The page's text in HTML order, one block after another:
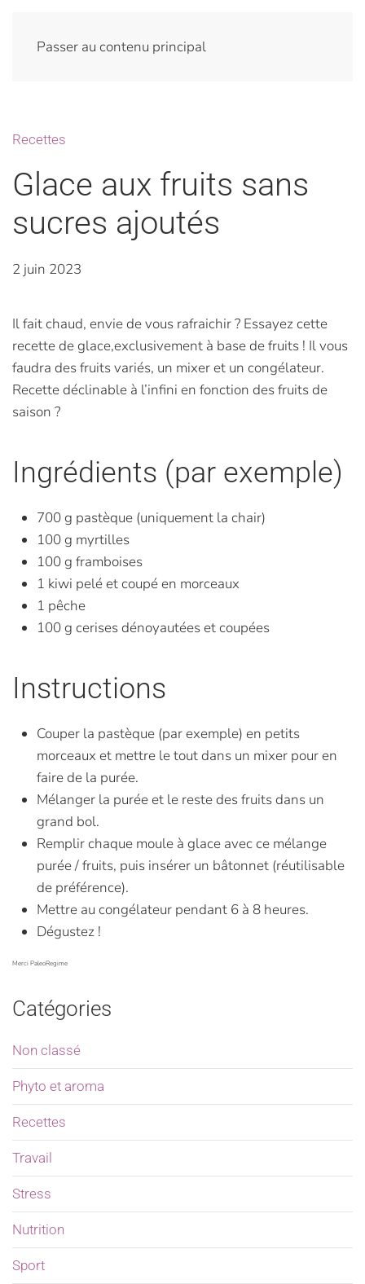
Passer au contenu principal
Recettes
Glace aux fruits sans
sucres ajoutés
2 juin 2023
Il fait chaud, envie de vous rafraichir ? Essayez cette
recette de glace,exclusivement à base de fruits ! Il vous
faudra des fruits variés, un mixer et un congélateur.
Recette déclinable à l’infini en fonction des fruits de
saison ?
Ingrédients (par exemple)
700 g pastèque (uniquement la chair)
100 g myrtilles
100 g framboises
1 kiwi pelé et coupé en morceaux
1 pêche
100 g cerises dénoyautées et coupées
Instructions
Couper la pastèque (par exemple) en petits
morceaux et mettre le tout dans un mixer pour en
faire de la purée.
Mélanger la purée et le reste des fruits dans un
grand bol.
Remplir chaque moule à glace avec ce mélange
purée / fruits, puis insérer un bâtonnet (réutilisable
de préférence).
Mettre au congélateur pendant 6 à 8 heures.
Dégustez !
Merci PaleoRegime
Catégories
Non classé
Phyto et aroma
Recettes
Travail
Stress
Nutrition
Sport